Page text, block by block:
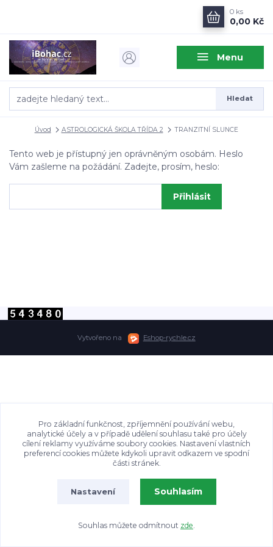
Menu
Hledat
0 ks
0,00 Kč
Úvod ASTROLOGICKÁ ŠKOLA TŘÍDA 2 TRANZITNÍ SLUNCE
Tento web je přístupný jen oprávněným osobám. Heslo
Vám zašleme na požádání. Zadejte, prosím, heslo:
Vytvořeno na Eshop-rychle.cz
Pro základní funkčnost, zpříjemnění používání webu,
analytické účely a v případě udělení souhlasu také pro účely
cílení reklamy využíváme soubory cookies. Nastavení vlastních
preferencí cookies můžete kdykoli upravit odkazem ve spodní
části stránek.
Nastavení Souhlasím
Souhlas můžete odmítnout zde